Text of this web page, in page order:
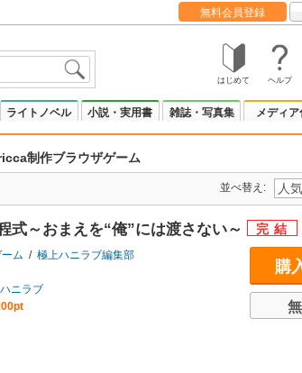
無料会員登録
はじめて ヘルプ
ライトノベル 小説・実用書 雑誌・写真集 メディア
制作ブラウザゲーム
並べ替え:
式～おまえを“俺”には渡さない～
ム / 極上ハニラブ編集部
ニラブ
購